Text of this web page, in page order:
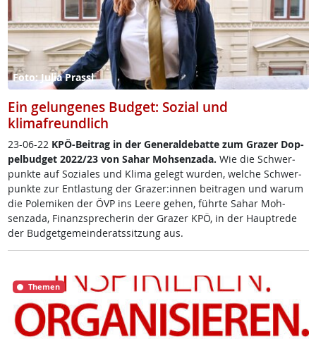
Foto: Julia Prassl
Ein gelungenes Budget: Sozial und
klimafreundlich
23-06-22 KPÖ-Bei­trag in der Ge­ne­ral­de­bat­te zum Gra­zer Dop­
pel­bud­get 2022/23 von Sa­har Moh­senza­da. Wie die Schwer­
punk­te auf So­zia­les und Kli­ma ge­legt wur­den, wel­che Schwer­
punk­te zur Ent­las­tung der Gra­zer:in­nen bei­tra­gen und warum
die Po­le­mi­ken der ÖVP ins Lee­re ge­hen, führ­te Sa­har Moh­
senza­da, Fi­nanz­sp­re­che­rin der Gra­zer KPÖ, in der Haupt­re­de
der Bud­get­ge­mein­de­rats­sit­zung aus.
Themen